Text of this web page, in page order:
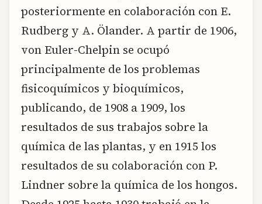
posteriormente en colaboración con E.
Rudberg y A. Ölander. A partir de 1906,
von Euler-Chelpin se ocupó
principalmente de los problemas
fisicoquímicos y bioquímicos,
publicando, de 1908 a 1909, los
resultados de sus trabajos sobre la
química de las plantas, y en 1915 los
resultados de su colaboración con P.
Lindner sobre la química de los hongos.